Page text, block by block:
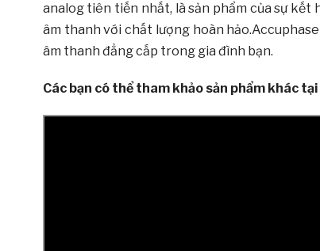
analog tiên tiến nhất, là sản phẩm của sự kết
âm thanh với chất lượng hoàn
âm thanh đẳng cấp trong gia đình bạn.
Các bạn có thể tham khảo sản phẩm khác